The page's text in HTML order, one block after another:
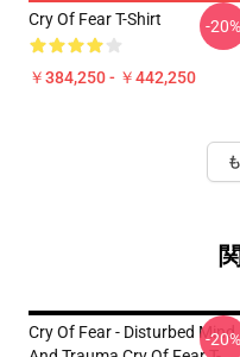
Cry Of Fear T-Shirt
￥384,250 - ￥442,250
-20%
Cry Of Fear - Disturbed Mind
-20%